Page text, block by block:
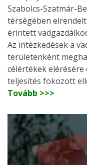
Szabolcs-Szatmár-
térségében
érintett
Az intézkedések a
területenként
célértékek
teljesítés fokozott
Tovább >>>